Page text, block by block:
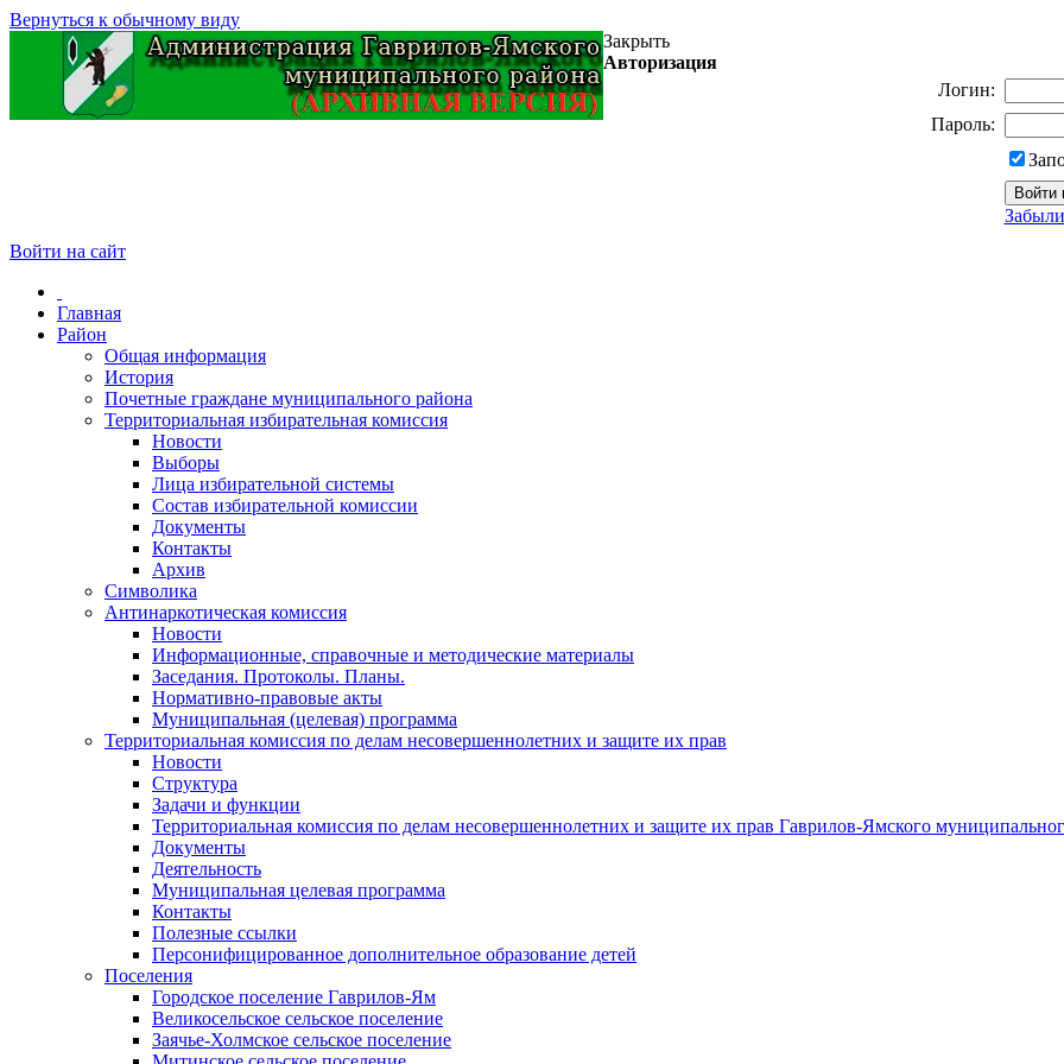
Вернуться к обычному виду
Закрыть
Авторизация
Логин:
Пароль:
Войти на сайт
Главная
Район
Общая информация
История
Почетные граждане муниципального района
Территориальная избирательная комиссия
Новости
Выборы
Лица избирательной системы
Состав избирательной комиссии
Документы
Контакты
Архив
Символика
Антинаркотическая комиссия
Новости
Информационные, справочные и методические материалы
Заседания. Протоколы. Планы.
Нормативно-правовые акты
Муниципальная (целевая) программа
Территориальная комиссия по делам несовершеннолетних и защите их прав
Новости
Структура
Задачи и функции
Территориальная комиссия по делам несовершеннолетних и защите их прав Гаврилов-Ямского
Документы
Деятельность
Муниципальная целевая программа
Контакты
Полезные ссылки
Персонифицированное дополнительное образование детей
Поселения
Городское поселение Гаврилов-Ям
Великосельское сельское поселение
Заячье-Холмское сельское поселение